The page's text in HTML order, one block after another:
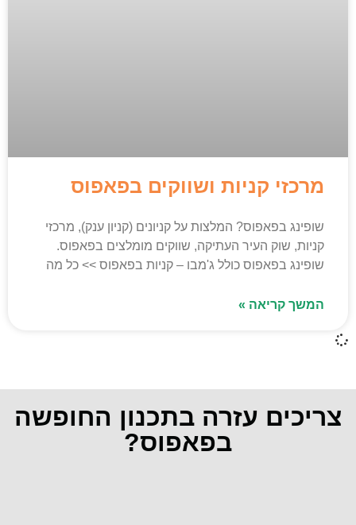
מרכזי קניות ושווקים בפאפוס
שופינג בפאפוס? המלצות על קניונים (קניון ענק), מרכזי
קניות, שוק העיר העתיקה, שווקים מומלצים בפאפוס.
שופינג בפאפוס כולל ג'מבו – קניות בפאפוס >> כל מה
המשך קריאה »
צריכים עזרה בתכנון החופשה
בפאפוס?